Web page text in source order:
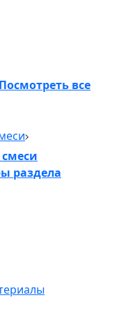
Посмотреть все
раздела